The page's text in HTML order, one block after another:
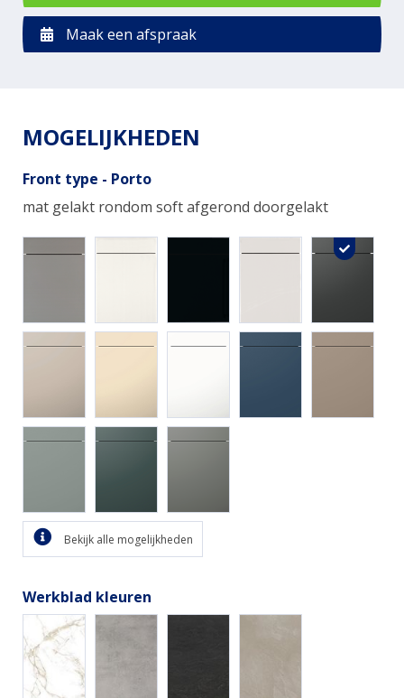
Maak een afspraak
MOGELIJKHEDEN
Front type - Porto
mat gelakt rondom soft afgerond doorgelakt
Bekijk alle mogelijkheden
Werkblad kleuren